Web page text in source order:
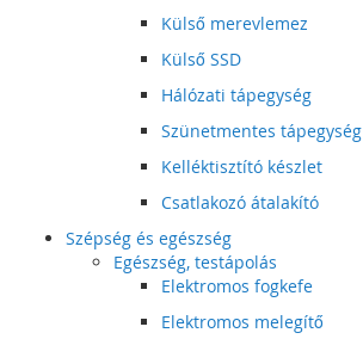
Külső merevlemez
Külső SSD
Hálózati tápegység
Szünetmentes tápegység
Kelléktisztító készlet
Csatlakozó átalakító
Szépség és egészség
Egészség, testápolás
Elektromos fogkefe
Elektromos melegítő